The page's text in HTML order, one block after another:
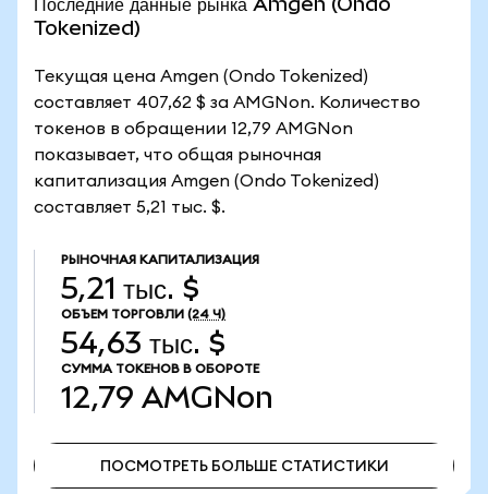
Tokenized)
Текущая цена Amgen (Ondo Tokenized)
составляет 407,62 $ за AMGNon. Количество
токенов в обращении 12,79 AMGNon
показывает, что общая рыночная
капитализация Amgen (Ondo Tokenized)
составляет 5,21 тыс. $.
РЫНОЧНАЯ КАПИТАЛИЗАЦИЯ
5,21 тыс. $
ОБЪЕМ ТОРГОВЛИ (24 Ч)
54,63 тыс. $
СУММА ТОКЕНОВ В ОБОРОТЕ
12,79 AMGNon
ПОСМОТРЕТЬ БОЛЬШЕ СТАТИСТИКИ